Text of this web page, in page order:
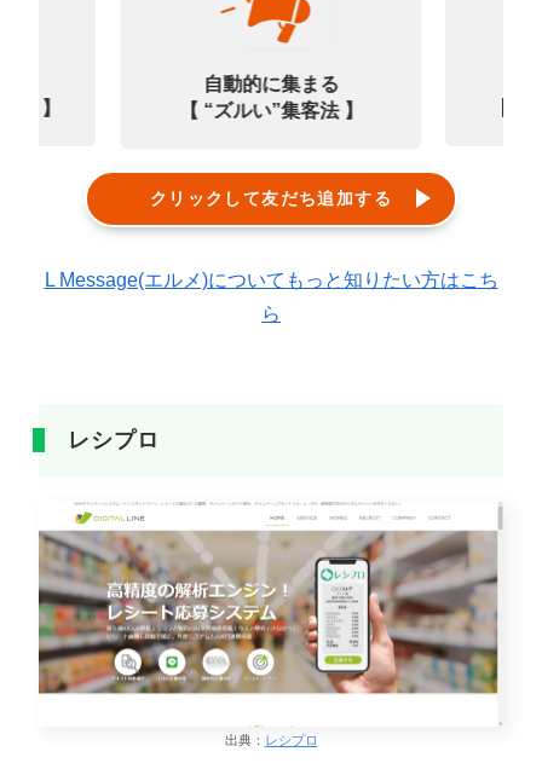
選 】
自動的に集まる
【 “ズルい”集客法 】
クリックして友だち追加する
L Message(エルメ)についてもっと知りたい方はこち
ら
レシプロ
出典： レシプロ